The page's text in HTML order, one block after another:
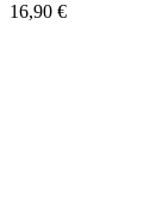
16,90 €